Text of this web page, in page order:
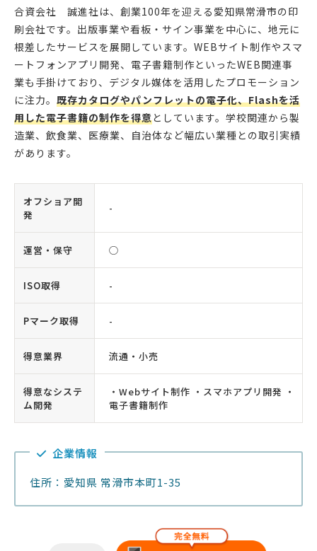
合資会社 誠進社は、創業100年を迎える愛知県常滑市の印
刷会社です。出版事業や看板・サイン事業を中心に、地元に
根差したサービスを展開しています。WEBサイト制作やスマ
ートフォンアプリ開発、電子書籍制作といったWEB関連事
業も手掛けており、デジタル媒体を活用したプロモーション
に注力。 既存カタログやパンフレットの電子化、Flashを活
用した電子書籍の制作を得意としています。学校関連から製
造業、飲食業、医療業、自治体など幅広い業種との取引実績
があります。
オフショア開
発
-
運営・保守 ◯
ISO取得 -
Pマーク取得 -
得意業界 流通・小売
得意なシステ
ム開発
・Webサイト制作 ・スマホアプリ開発 ・
電子書籍制作
企業情報
住所：愛知県 常滑市本町1-35